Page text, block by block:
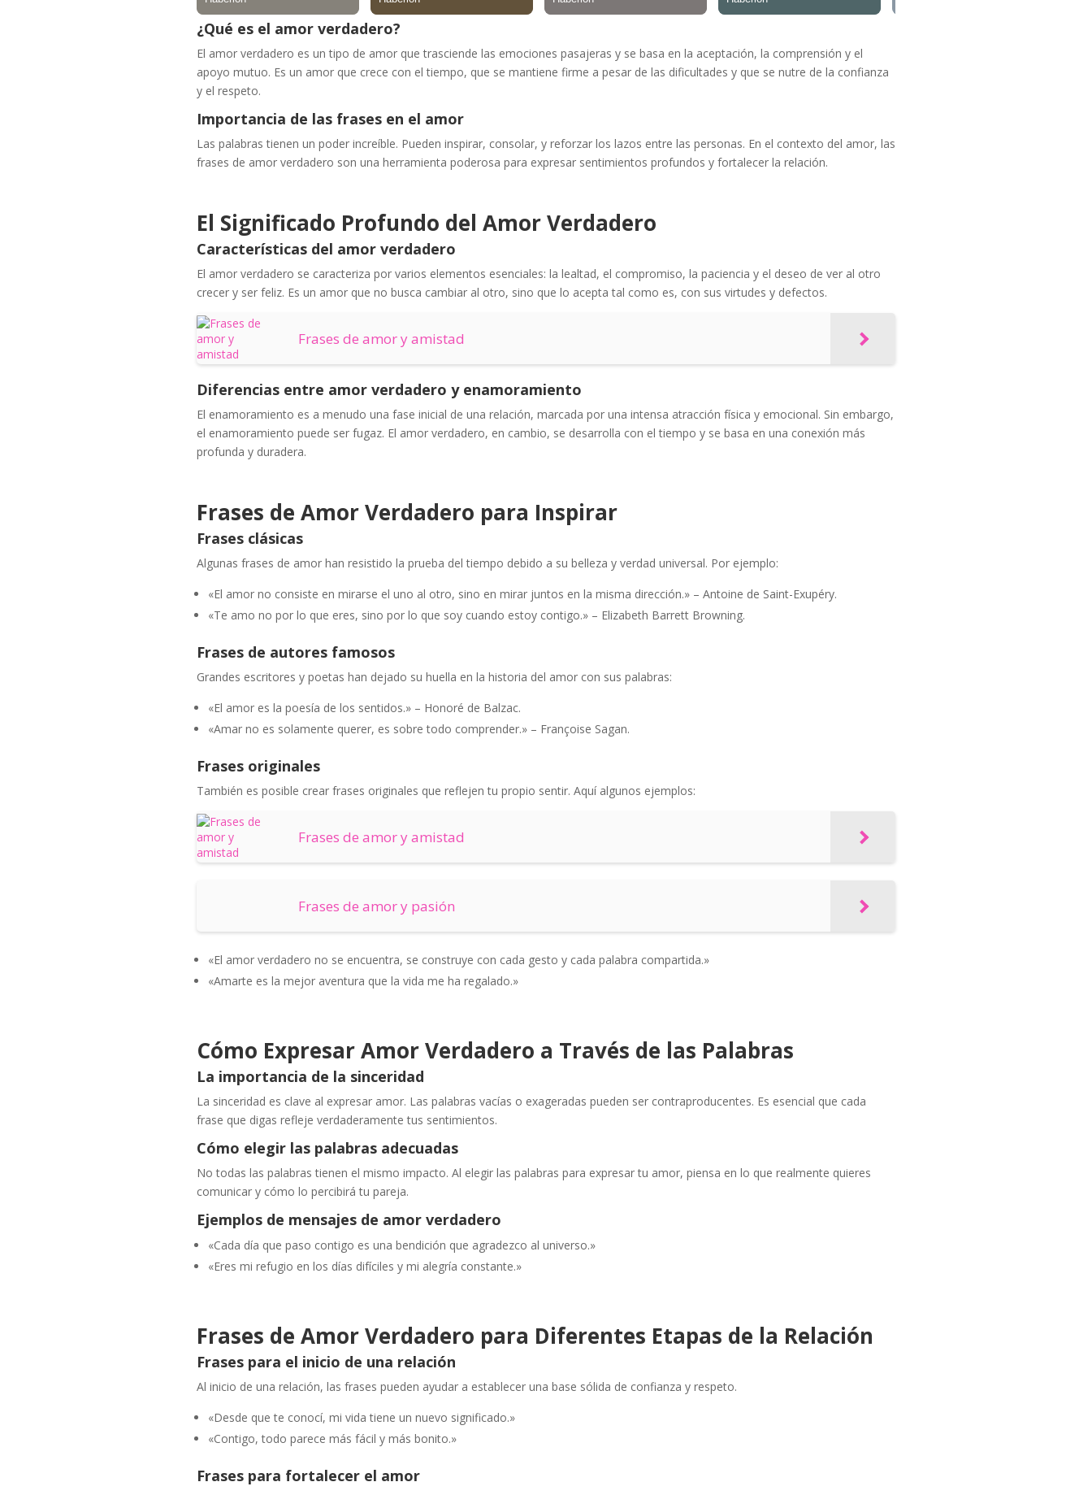
¿Qué es el amor verdadero?
El amor verdadero es un tipo de amor que trasciende las emociones pasajeras y se basa en la aceptación, la comprensión y el
apoyo mutuo. Es un amor que crece con el tiempo, que se mantiene firme a pesar de las dificultades y que se nutre de la confianza
y el respeto.
Importancia de las frases en el amor
Las palabras tienen un poder increíble. Pueden inspirar, consolar, y reforzar los lazos entre las personas. En el contexto del amor, las
frases de amor verdadero son una herramienta poderosa para expresar sentimientos profundos y fortalecer la relación.
El Significado Profundo del Amor Verdadero
Características del amor verdadero
El amor verdadero se caracteriza por varios elementos esenciales: la lealtad, el compromiso, la paciencia y el deseo de ver al otro
crecer y ser feliz. Es un amor que no busca cambiar al otro, sino que lo acepta tal como es, con sus virtudes y defectos.
Frases de amor y amistad
Diferencias entre amor verdadero y enamoramiento
El enamoramiento es a menudo una fase inicial de una relación, marcada por una intensa atracción física y emocional. Sin embargo,
el enamoramiento puede ser fugaz. El amor verdadero, en cambio, se desarrolla con el tiempo y se basa en una conexión más
profunda y duradera.
Frases de Amor Verdadero para Inspirar
Frases clásicas
Algunas frases de amor han resistido la prueba del tiempo debido a su belleza y verdad universal. Por ejemplo:
«El amor no consiste en mirarse el uno al otro, sino en mirar juntos en la misma dirección.» – Antoine de Saint-Exupéry.
«Te amo no por lo que eres, sino por lo que soy cuando estoy contigo.» – Elizabeth Barrett Browning.
Frases de autores famosos
Grandes escritores y poetas han dejado su huella en la historia del amor con sus palabras:
«El amor es la poesía de los sentidos.» – Honoré de Balzac.
«Amar no es solamente querer, es sobre todo comprender.» – Françoise Sagan.
Frases originales
También es posible crear frases originales que reflejen tu propio sentir. Aquí algunos ejemplos:
Frases de amor y amistad
Frases de amor y pasión
«El amor verdadero no se encuentra, se construye con cada gesto y cada palabra compartida.»
«Amarte es la mejor aventura que la vida me ha regalado.»
Cómo Expresar Amor Verdadero a Través de las Palabras
La importancia de la sinceridad
La sinceridad es clave al expresar amor. Las palabras vacías o exageradas pueden ser contraproducentes. Es esencial que cada
frase que digas refleje verdaderamente tus sentimientos.
Cómo elegir las palabras adecuadas
No todas las palabras tienen el mismo impacto. Al elegir las palabras para expresar tu amor, piensa en lo que realmente quieres
comunicar y cómo lo percibirá tu pareja.
Ejemplos de mensajes de amor verdadero
«Cada día que paso contigo es una bendición que agradezco al universo.»
«Eres mi refugio en los días difíciles y mi alegría constante.»
Frases de Amor Verdadero para Diferentes Etapas de la Relación
Frases para el inicio de una relación
Al inicio de una relación, las frases pueden ayudar a establecer una base sólida de confianza y respeto.
«Desde que te conocí, mi vida tiene un nuevo significado.»
«Contigo, todo parece más fácil y más bonito.»
Frases para fortalecer el amor